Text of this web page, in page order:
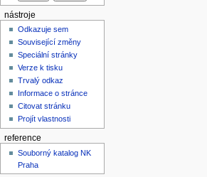
nástroje
Odkazuje sem
Související změny
Speciální stránky
Verze k tisku
Trvalý odkaz
Informace o stránce
Citovat stránku
Projít vlastnosti
reference
Souborný katalog NK
Praha